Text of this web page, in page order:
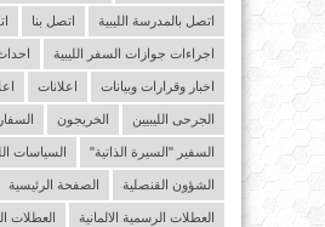
اتصل بالمدرسة الليبية اتصل بنا
اجراءات جوازات السفر الليبية
اخبار وقرارات وبيانات اعلانات
الجرحى الليبيين الخريجون
السفير "السيرة الذاتية" السياسات
الشؤون القنصلية الصفحة الرئيسية
العطلات الرسمية الالمانية العطلات